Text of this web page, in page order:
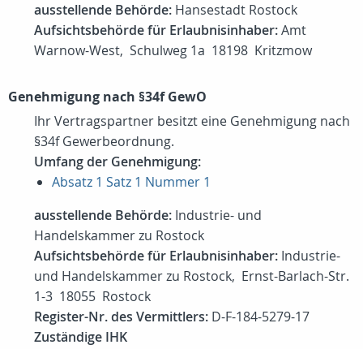
ausstellende Behörde: Hansestadt Rostock
Aufsichtsbehörde für Erlaubnisinhaber:Amt
Warnow-West, Schulweg 1a 18198 Kritzmow
Genehmigung nach §34f GewO
Ihr Vertragspartner besitzt eine Genehmigung nach
§34f Gewerbeordnung.
Umfang der Genehmigung:
Absatz 1 Satz 1 Nummer 1
ausstellende Behörde: Industrie- und
Handelskammer zu Rostock
Aufsichtsbehörde für Erlaubnisinhaber: Industrie-
und Handelskammer zu Rostock, Ernst-Barlach-Str.
1-3 18055 Rostock
Register-Nr. des Vermittlers: D-F-184-5279-17
Zuständige IHK